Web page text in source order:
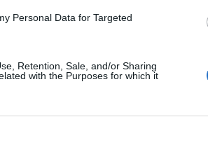
Personal Data for Targeted
Retention, Sale, and/or Sharing
with the Purposes for which it
sono progettati per ridurre le
di questi mezzi innovativi
anche a ridurre
in treni ibridi è in linea con le
il servizio ferroviario